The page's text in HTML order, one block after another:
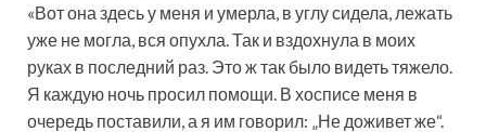
«Вот она здесь у меня и умерла, в углу сидела, лежать
уже не могла, вся опухла. Так и вздохнула в моих
руках в последний раз. Это ж так было видеть тяжело.
Я каждую ночь просил помощи. В хосписе меня в
очередь поставили, а я им говорил: „Не доживет же“.